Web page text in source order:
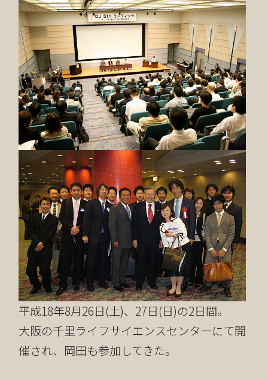
平成18年8月26日(土)、27日(日)の2日間。
大阪の千里ライフサイエンスセンターにて開
催され、岡田も参加してきた。